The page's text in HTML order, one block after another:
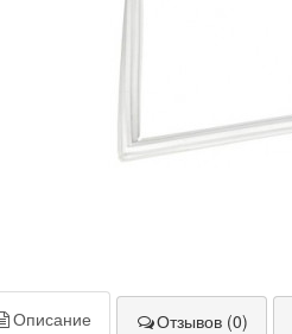
Описание Отзывов (0)